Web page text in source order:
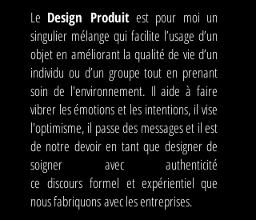
Le Design Produitest pour moi un
singulier mélange qui facilite l’usage d’un
objet en améliorant la qualité de vie d’un
individu ou d’un groupe tout en prenant
soin de l'environnement. Il aide à faire
vibrer les émotions et les intentions, il vise
l'optimisme, il passe des messages et il est
de notre devoir en tant que designer de
soigner avec authenticité
ce discours formel et expérientiel que
nousfabriquonsavec les entreprises.